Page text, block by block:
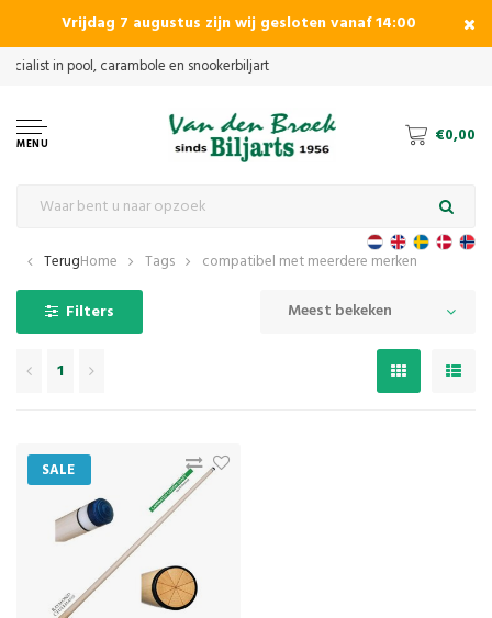
Vrijdag 7 augustus zijn wij gesloten vanaf 14:00
MENU €0,00
TerugHome Tags compatibel met meerdere merken
Filters Meest bekeken
1
SALE